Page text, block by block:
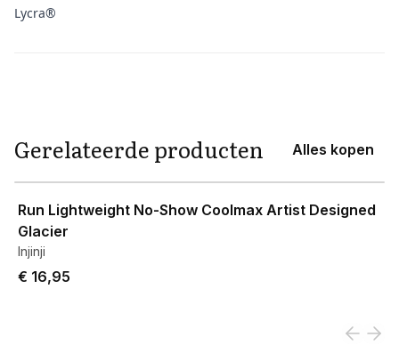
Lycra®
Gerelateerde producten Alles kopen
Run Lightweight No-Show Coolmax Artist Designed
Glacier
Injinji
€ 16,95